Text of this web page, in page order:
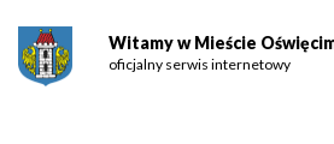
Witamy w Mieście
oficjalny serwis internetowy